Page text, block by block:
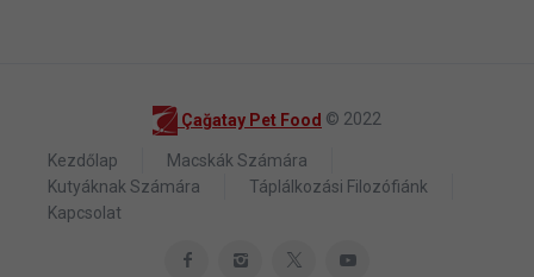
Çağatay Pet Food © 2022
Kezdőlap
Macskák Számára
Kutyáknak Számára
Táplálkozási Filozófiánk
Kapcsolat